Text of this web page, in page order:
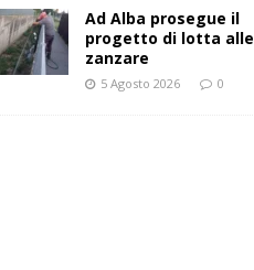
Ad Alba prosegue il
progetto di lotta alle
zanzare
5 Agosto 2026 0